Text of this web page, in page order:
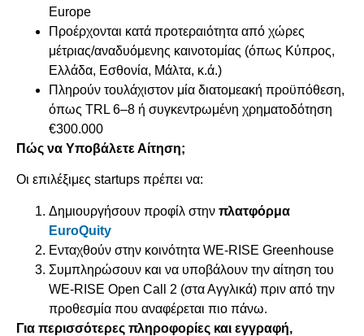
Europe
Προέρχονται κατά προτεραιότητα από χώρες
μέτριας/αναδυόμενης καινοτομίας (όπως Κύπρος,
Ελλάδα, Εσθονία, Μάλτα, κ.ά.)
Πληρούν τουλάχιστον μία διατομεακή προϋπόθεση,
όπως TRL 6–8 ή συγκεντρωμένη χρηματοδότηση
€300.000
Πώς να Υποβάλετε Αίτηση;
Οι επιλέξιμες startups πρέπει να:
Δημιουργήσουν προφίλ στην πλατφόρμα
EuroQuity
Ενταχθούν στην κοινότητα WE-RISE Greenhouse
Συμπληρώσουν και να υποβάλουν την αίτηση του
WE-RISE Open Call 2 (στα Αγγλικά) πριν από την
προθεσμία που αναφέρεται πιο πάνω.
Για περισσότερες πληροφορίες και εγγραφή,